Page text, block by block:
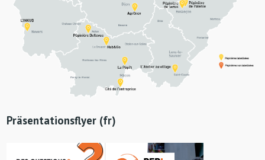
Präsentationsflyer (fr)